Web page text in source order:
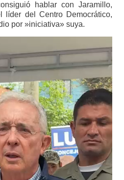
hablar con Jaramillo,
líder del Centro Democrático,
por »iniciativa» suya.